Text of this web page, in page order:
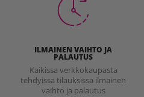
ILMAINEN VAIHTO JA
PALAUTUS
Kaikissa verkkokaupasta
tehdyissä tilauksissa ilmainen
vaihto ja palautus